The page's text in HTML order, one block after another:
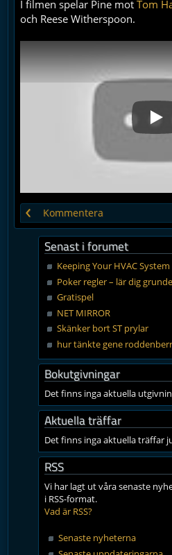
I filmen spelar Pine motTom
och Reese Witherspoon.
Play
‹ Kommentera
Senast i forumet
Keeping Your HVAC System Running Efficiently – Tips That
Poker regler – lär dig grunderna och bli en trygg
Gratispel
NET MIRROR
Skänker bort ST prylar
hur tänkte gene roddenberry när han skapade rasen
Bokutgivningar
Det finns inga aktuella
Aktuella träffar
Det finns inga aktuella träffar
RSS
Vi har lagt ut våra senaste
i RSS-format.
Vad är RSS?
Senaste nyheterna